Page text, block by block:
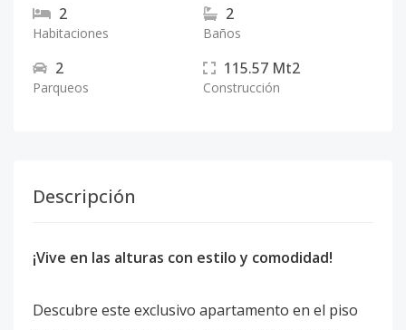
2
Habitaciones
2
Baños
2
Parqueos
115.57 Mt2
Construcción
Descripción
¡Vive en las alturas con estilo y comodidad!
Descubre este exclusivo apartamento en el piso